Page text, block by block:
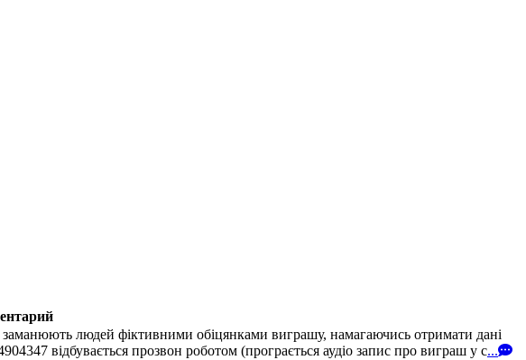
людей фіктивними обіцянками виграшу, намагаючись отримати дані
відбувається прозвон роботом (програється аудіо запис про виграш у с...